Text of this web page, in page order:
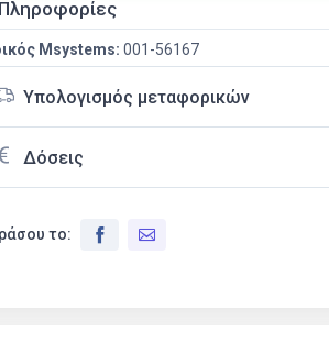
Πληροφορίες
Msystems: 001-56167
Υπολογισμός μεταφορικών
Δόσεις
το: